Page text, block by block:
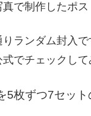
真で制作したポ
りランダム封入
でチェックして
5枚ずつ7セット